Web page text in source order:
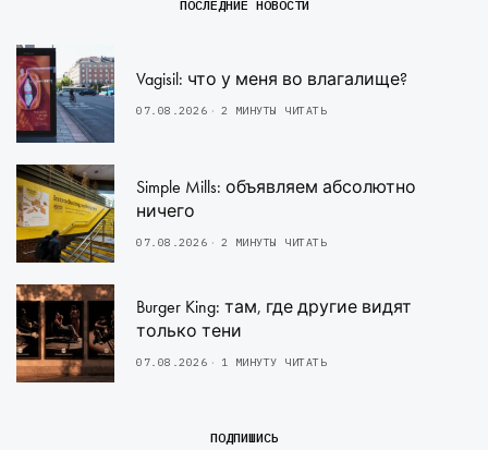
ПОСЛЕДНИЕ НОВОСТИ
Vagisil: что у меня во влагалище?
07.08.2026 2 МИНУТЫ ЧИТАТЬ
Simple Mills: объявляем абсолютно
ничего
07.08.2026 2 МИНУТЫ ЧИТАТЬ
Burger King: там, где другие видят
только тени
07.08.2026 1 МИНУТУ ЧИТАТЬ
ПОДПИШИСЬ